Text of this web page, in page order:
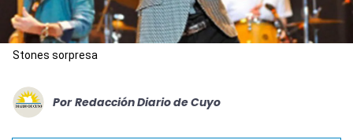
Stones sorpresa
Por Redacción Diario de Cuyo